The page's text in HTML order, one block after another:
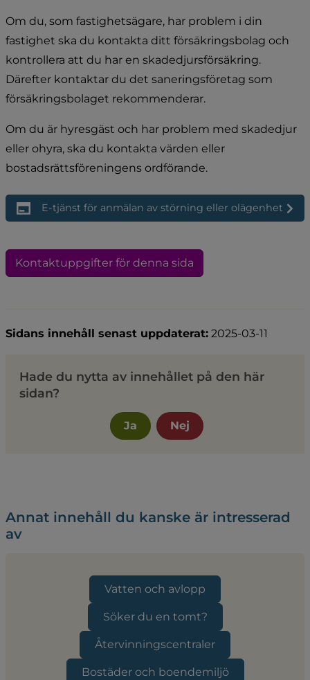
Om du, som fastighetsägare, har problem i din
fastighet ska du kontakta ditt försäkringsbolag och
kontrollera att du har en skadedjursförsäkring.
Därefter kontaktar du det saneringsföretag som
försäkringsbolaget rekommenderar.
Om du är hyresgäst och har problem med skadedjur
eller ohyra, ska du kontakta värden eller
bostadsrättsföreningens ordförande.
E-tjänst för anmälan av störning eller olägenhet
Kontaktuppgifter för denna sida
Sidans innehåll senast uppdaterat: 2025-03-11
Hade du nytta av innehållet på den här
sidan?
Ja Nej
Annat innehåll du kanske är intresserad
av
Vatten och avlopp
Söker du en tomt?
Återvinningscentraler
Bostäder och boendemiljö